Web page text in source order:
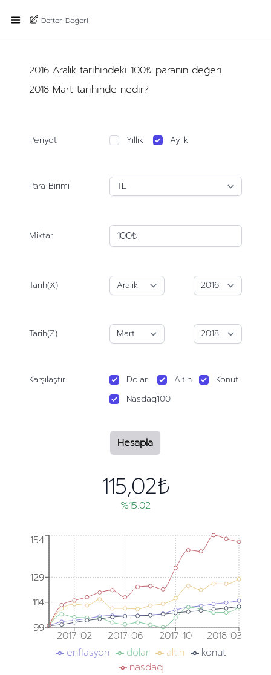
Defter Değeri
2016 Aralık tarihindeki 100₺ paranın değeri
2018 Mart tarihinde nedir?
Periyot Yıllık Aylık
Para Birimi
Miktar
Tarih(X)
Tarih(Z)
Karşılaştır Dolar Altın
Konut
Nasdaq100
Hesapla
115,02₺
%15.02
2017-02 2017-06 2017-10 2018-03
99
114
129
154
99
114
129
154
enflasyon dolar altın
konut
nasdaq